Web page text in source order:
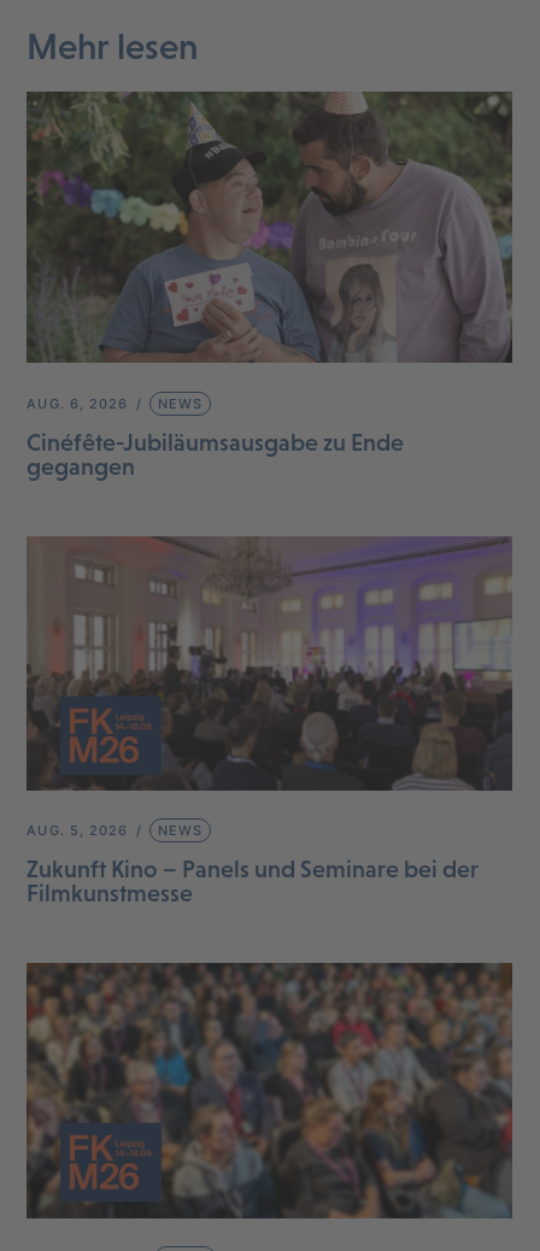
Mehr lesen
AUG. 6, 2026 NEWS
Cinéfête-Jubiläumsausgabe zu Ende
gegangen
AUG. 5, 2026 NEWS
Zukunft Kino – Panels und Seminare bei der
Filmkunstmesse